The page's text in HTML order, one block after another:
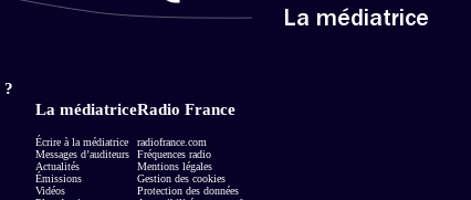
La médiatrice
?
La médiatrice
Écrire à la médiatrice
Messages d’auditeurs
Actualités
Émissions
Vidéos
Radio France
radiofrance.com
Fréquences radio
Mentions légales
Gestion des cookies
Protection des données